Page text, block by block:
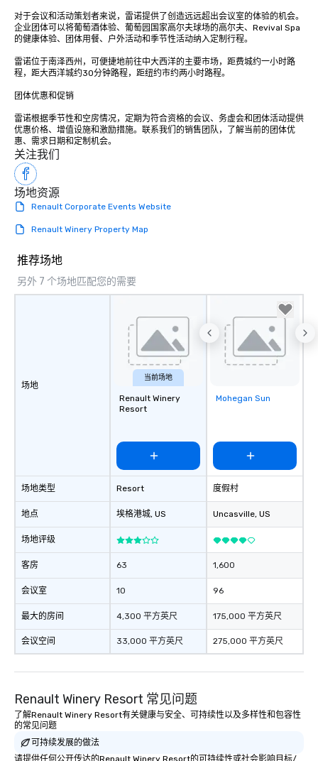
对于会议和活动策划者来说，雷诺提供了创造远远超出会议室的体验的机会。
企业团体可以将葡萄酒体验、葡萄园国家高尔夫球场的高尔夫、Revival Spa
的健康体验、团体用餐、户外活动和季节性活动纳入定制行程。
雷诺位于南泽西州，可便捷地前往中大西洋的主要市场，距费城约一小时路
程，距大西洋城约30分钟路程，距纽约市约两小时路程。
团体优惠和促销
雷诺根据季节性和空房情况，定期为符合资格的会议、务虚会和团体活动提供
优惠价格、增值设施和激励措施。联系我们的销售团队，了解当前的团体优
惠、需求日期和定制机会。
关注我们
场地资源
Renault Corporate Events Website
Renault Winery Property Map
推荐场地
另外 7 个场地匹配您的需要
场地
场地类型
地点
场地评级
客房
会议室
最大的房间
会议空间
当前场地
Renault Winery
Resort
Resort
埃格港城, US
63
10
4,300 平方英尺
33,000 平方英尺
Removed from
Mohegan Sun
度假村
Uncasville, US
1,600
96
175,000 平方英尺
275,000 平方英尺
Renault Winery Resort 常见问题
了解Renault Winery Resort有关健康与安全、可持续性以及多样性和包容性
的常见问题
可持续发展的做法